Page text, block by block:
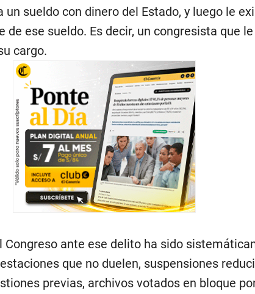
un sueldo con dinero del Estado, y luego le
de ese sueldo. Es decir, un congresista que
cargo.
Congreso ante ese delito ha sido
que no duelen, suspensiones
previas, archivos votados en bloque